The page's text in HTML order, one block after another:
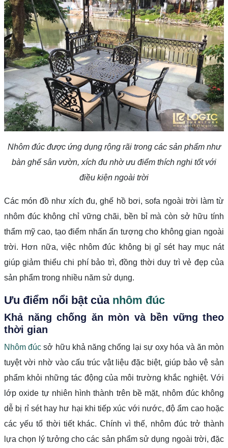
Nhôm đúc được ứng dụng rộng rãi trong các sản phẩm như
bàn ghế sân vườn, xích đu nhờ ưu điểm thích nghi tốt với
điều kiện ngoài trời
Các món đồ như xích đu, ghế hồ bơi, sofa ngoài trời làm từ
nhôm đúc không chỉ vững chãi, bền bỉ mà còn sở hữu tính
thẩm mỹ cao, tạo điểm nhấn ấn tượng cho không gian ngoài
trời. Hơn nữa, việc nhôm đúc không bị gỉ sét hay mục nát
giúp giảm thiểu chi phí bảo trì, đồng thời duy trì vẻ đẹp của
sản phẩm trong nhiều năm sử dụng.
Ưu điểm nổi bật của nhôm đúc
Khả năng chống ăn mòn và bền vững theo
thời gian
Nhôm đúc sở hữu khả năng chống lại sự oxy hóa và ăn mòn
tuyệt vời nhờ vào cấu trúc vật liệu đặc biệt, giúp bảo vệ sản
phẩm khỏi những tác động của môi trường khắc nghiệt. Với
lớp oxide tự nhiên hình thành trên bề mặt, nhôm đúc không
dễ bị rỉ sét hay hư hại khi tiếp xúc với nước, độ ẩm cao hoặc
các yếu tố thời tiết khác. Chính vì thế, nhôm đúc trở thành
lựa chọn lý tưởng cho các sản phẩm sử dụng ngoài trời, đặc